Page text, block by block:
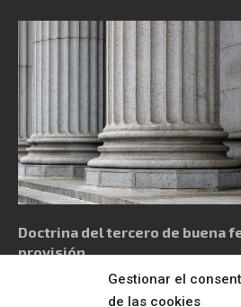
Gestionar el
de las cookies
Doctrina del tercero de buena
provisión